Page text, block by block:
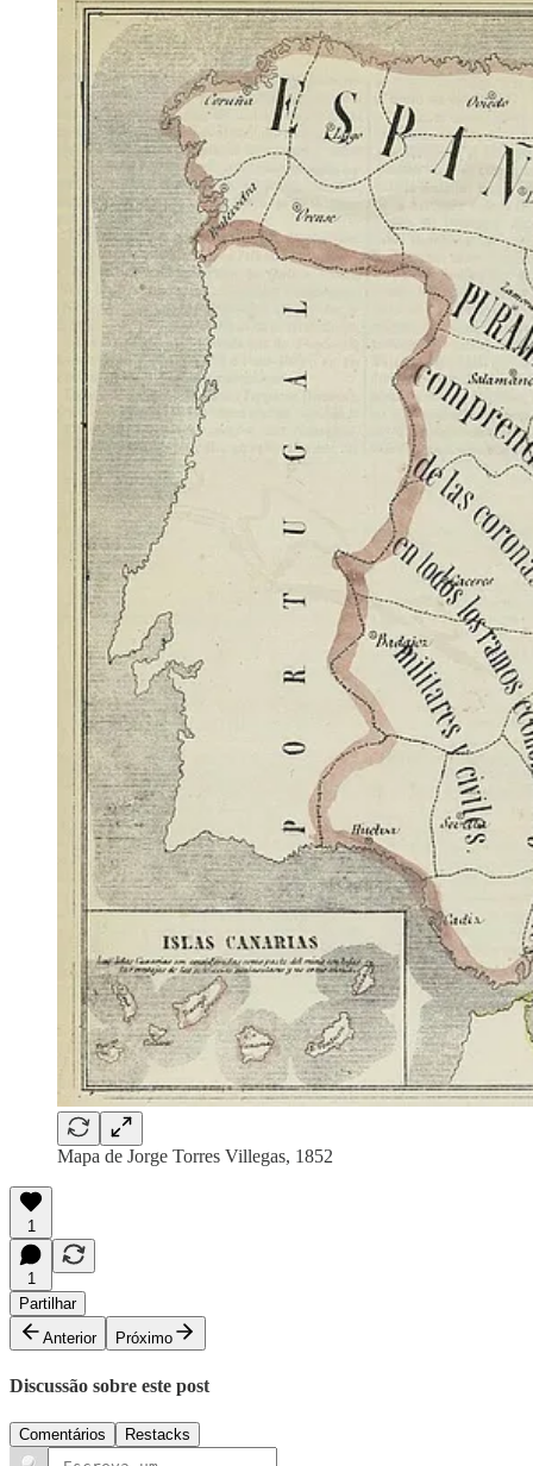
Mapa de Jorge Torres Villegas, 1852
1
1
Partilhar
Anterior
Próximo
Discussão sobre este post
Comentários Restacks